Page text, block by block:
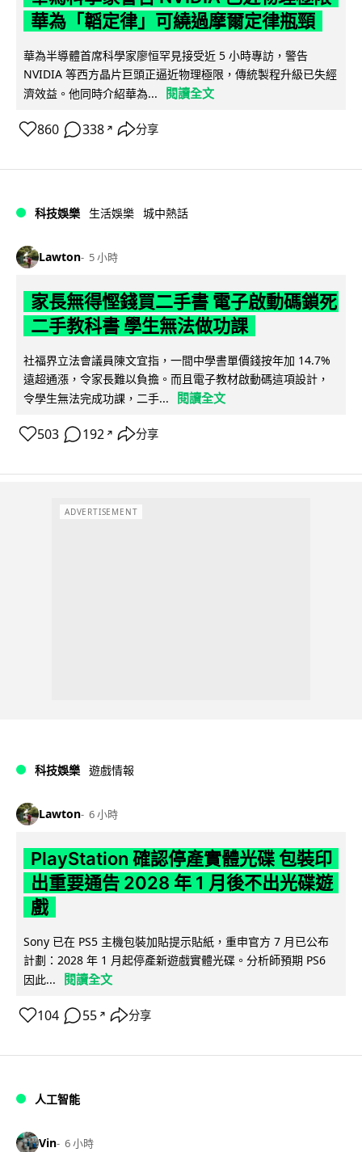
華為「韜定律」可繞過摩爾定律瓶頸
華為半導體首席科學家廖恒罕見接受近 5 小時專訪，警告
NVIDIA 等西方晶片巨頭正逼近物理極限，傳統製程升級已失經
濟效益。他同時介紹華為...
閱讀全文
860 338 ↗ 分享
科技娛樂 生活娛樂 城中熱話
Lawton 5 小時
家長無得慳錢買二手書 電子啟動碼鎖死
二手教科書 學生無法做功課
社福界立法會議員陳文宜指，一間中學書單價錢按年加 14.7%
遠超通漲，令家長難以負擔。而且電子教材啟動碼這項設計，
令學生無法完成功課，二手...
閱讀全文
503 192 ↗ 分享
ADVERTISEMENT
科技娛樂 遊戲情報
Lawton 6 小時
PlayStation 確認停產實體光碟 包裝印
出重要通告 2028 年 1 月後不出光碟遊
戲
Sony 已在 PS5 主機包裝加貼提示貼紙，重申官方 7 月已公布
計劃：2028 年 1 月起停產新遊戲實體光碟。分析師預期 PS6
因此...
閱讀全文
104 55 ↗ 分享
人工智能
Vin 6 小時